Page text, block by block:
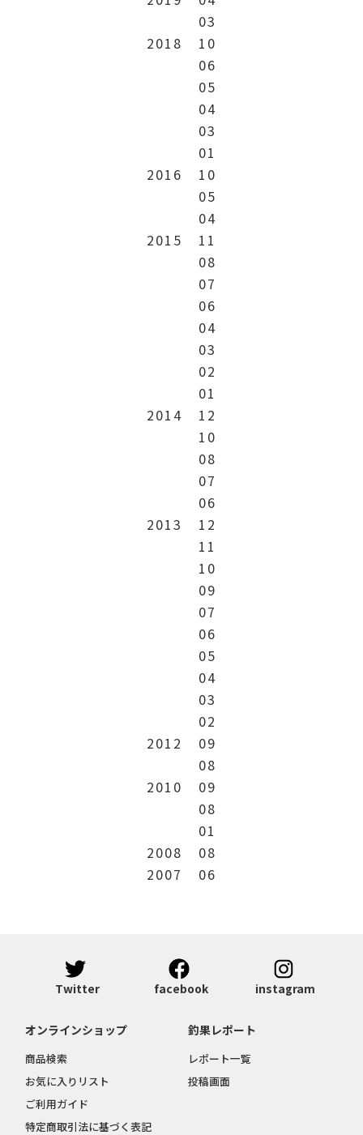
03
2018
10
06
05
04
03
01
2016
10
05
04
2015
11
08
07
06
04
03
02
01
2014
12
10
08
07
06
2013
12
11
10
09
07
06
05
04
03
02
2012
09
08
2010
09
08
01
2008
08
2007
06
Twitter facebook instagram
オンラインショップ
商品検索
お気に入りリスト
ご利用ガイド
特定商取引法に基づく表記
釣果レポート
レポート一覧
投稿画面